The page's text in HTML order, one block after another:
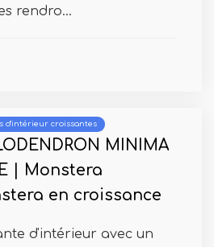
rendro...
d'intérieur croissantes
MINIMA
| Monstera
en croissance
d'intérieur avec un